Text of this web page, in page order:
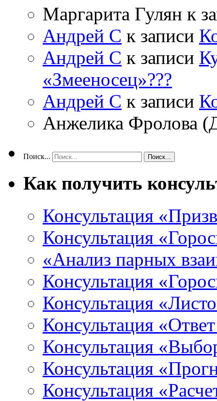
Маргарита Гулян к
Андрей С к записи
Андрей С к записи
«Змееносец»???
Андрей С к записи
Анжелика Фролова
Поиск...
Как получить
Консультация
Консультация
«Анализ парных
Консультация
Консультация
Консультация
Консультация
Консультация
Консультация